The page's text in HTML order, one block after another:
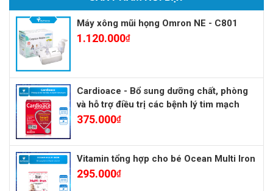
Máy xông mũi họng Omron NE - C801
1.120.000₫
Cardioace - Bổ sung dưỡng chất, phòng
và hỗ trợ điều trị các bệnh lý tim mạch
375.000₫
Vitamin tổng hợp cho bé Ocean Multi Iron
295.000₫